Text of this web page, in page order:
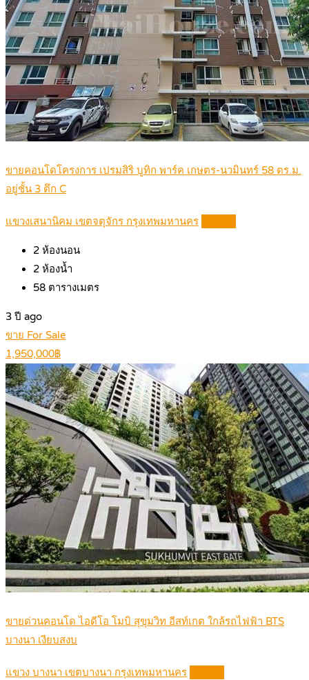
ขายคอนโดโครงการ เปรมสิริ บูทิก พาร์ค เกษตร-นวมินทร์ 58 ตร.ม.
อยู่ชั้น 3 ตึก C
แขวงเสนานิคม เขตจตุจักร กรุงเทพมหานคร
2 ห้องนอน
2 ห้องน้ำ
58 ตารางเมตร
3 ปี ago
ขาย For Sale
1,950,000฿
ขายด่วนคอนโด ไอดีโอ โมบิ สุขุมวิท อีสท์เกต ใกล้รถไฟฟ้า BTS
บางนา เงียบสงบ
แขวง บางนา เขตบางนา กรุงเทพมหานคร